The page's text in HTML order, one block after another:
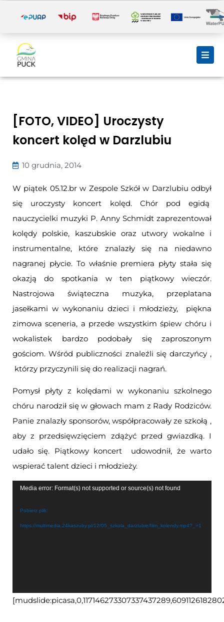
[FOTO, VIDEO] Uroczysty
koncert kolęd w Darzlubiu
10 grudnia, 2014
W piątek 05.12.br w Zespole Szkół w Darzlubiu odbył
się uroczysty koncert kolęd. Chór pod egidą
nauczycielki muzyki P. Anny Schmidt zaprezentował
kolędy polskie, kaszubskie oraz utwory wokalne i
instrumentalne, które znalazły się na niedawno
nagranej płycie. To właśnie premiera płyty stała się
okazją do spotkania w ten piątkowy wieczór.
Nastrojowa świąteczna muzyka, przeplatana
jasełkami w wykonaniu dzieci i młodzieży, piękna
zimowa sceneria, a przede wszystkim śpiew chóru i
wokalistek bardzo podobały się zaproszonym
gościom. Wśród publiczności znaleźli się darczyńcy ,
którzy przyczynili się do realizacji nagrań.
Pomysł płyty z kolędami w wykonaniu szkolnego
chóru narodził się w głowach mam z Rady Rodziców.
Panie znalazły sponsorów, współpracowały ze szkołą ,
aby z przedsięwzięciem zdążyć przed gwiazdką. I
udało się. Piątkowy koncert udowodnił, że warto
wspierać talent dzieci i młodzieży.
Odtwarzacz
Media error: Format(s) not supported or source(s) not found
Pobierz plik:
https://multimedia.24kaszuby.pl/12/05_szkola_darzlubie/film_kolendy.mp4?_=1